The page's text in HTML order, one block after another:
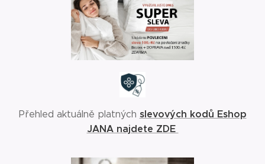
Přehled aktuálně platných slevových kodů Eshop
JANA najdete ZDE